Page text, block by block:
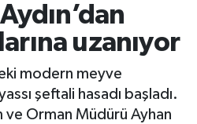
uzanıyor
modern meyve
şeftali hasadı başladı.
ve Orman Müdürü Ayhan
Haritası
ve Fikstür